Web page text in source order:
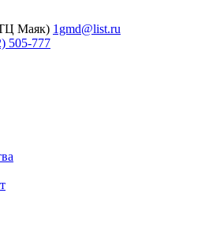
Маяк) 1gmd@list.ru
505-777